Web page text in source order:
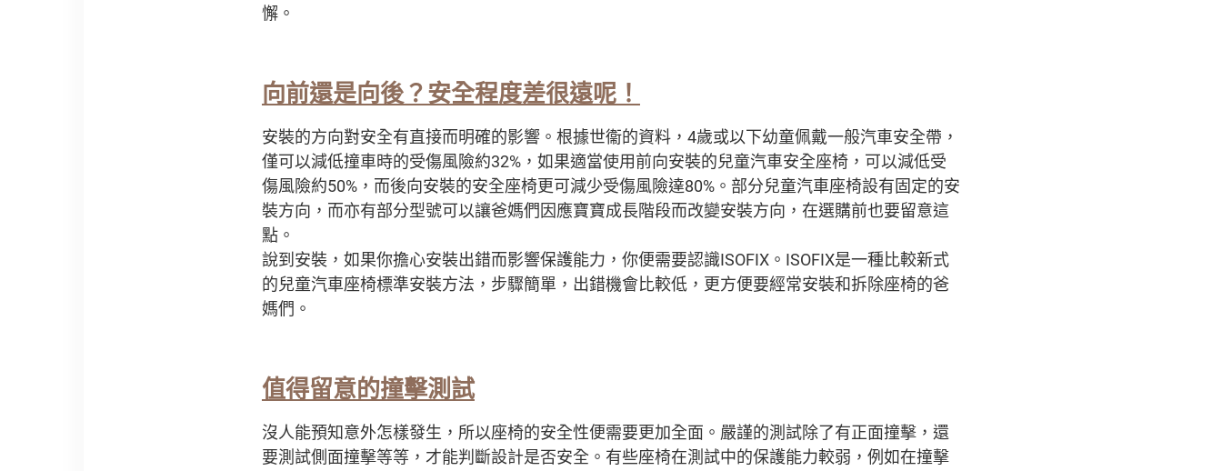
懈。
向前還是向後？安全程度差很遠呢！
安裝的方向對安全有直接而明確的影響。根據世衞的資料，4歲或以下幼童佩戴一般汽車安全帶，
僅可以減低撞車時的受傷風險約32%，如果適當使用前向安裝的兒童汽車安全座椅，可以減低受
傷風險約50%，而後向安裝的安全座椅更可減少受傷風險達80%。部分兒童汽車座椅設有固定的安
裝方向，而亦有部分型號可以讓爸媽們因應寶寶成長階段而改變安裝方向，在選購前也要留意這
點。
說到安裝，如果你擔心安裝出錯而影響保護能力，你便需要認識ISOFIX。ISOFIX是一種比較新式
的兒童汽車座椅標準安裝方法，步驟簡單，出錯機會比較低，更方便要經常安裝和拆除座椅的爸
媽們。
值得留意的撞擊測試
沒人能預知意外怎樣發生，所以座椅的安全性便需要更加全面。嚴謹的測試除了有正面撞擊，還
要測試側面撞擊等等，才能判斷設計是否安全。有些座椅在測試中的保護能力較弱，例如在撞擊